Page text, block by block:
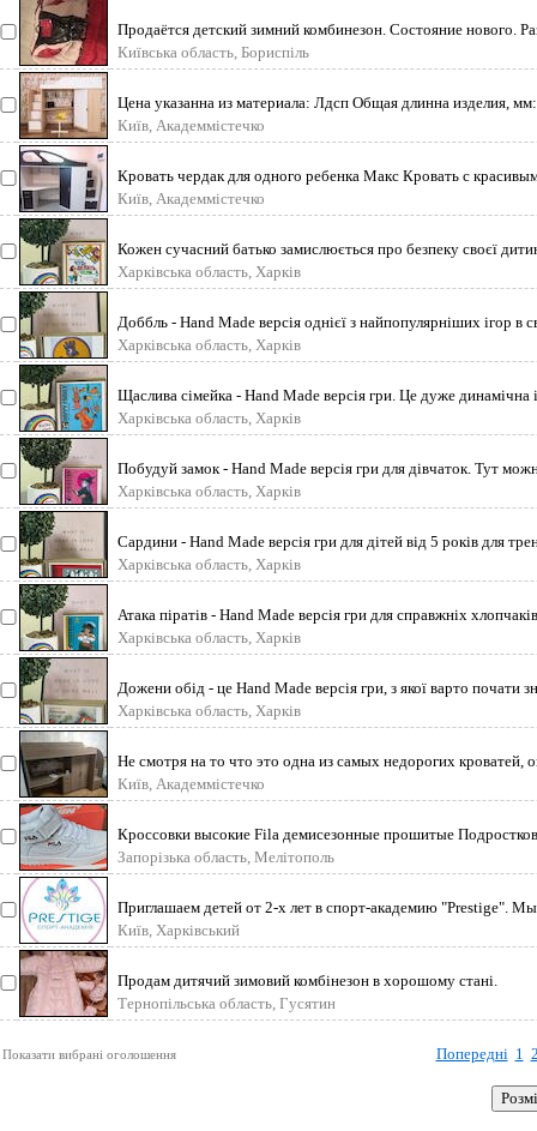
Продаётся детский зимний комбинезон. Состояние нового.
Київська область, Бориспіль
Цена указанна из материала: Лдсп Общая длинна изделия,
Київ, Академмістечко
Кровать чердак для одного ребенка Макс Кровать с
Київ, Академмістечко
Кожен сучасний батько замислюється про безпеку своєї
Харківська область, Харків
Доббль - Hand Made версія однієї з найпопулярніших ігор в
Харківська область, Харків
Щаслива сімейка - Hand Made версія гри. Це дуже динамічна
Харківська область, Харків
Побудуй замок - Hand Made версія гри для дівчаток. Тут
Харківська область, Харків
Сардини - Hand Made версія гри для дітей від 5 років для
Харківська область, Харків
Атака піратів - Hand Made версія гри для справжніх
Харківська область, Харків
Дожени обід - це Hand Made версія гри, з якої варто почати
Харківська область, Харків
Не смотря на то что это одна из самых недорогих кроватей,
Київ, Академмістечко
Кроссовки высокие Fila демисезонные прошитые
Запорізька область, Мелітополь
Приглашаем детей от 2-х лет в спорт-академию "Prestige". Мы
Київ, Харківський
Продам дитячий зимовий комбінезон в хорошому стані.
Тернопільська область, Гусятин
Показати вибрані оголошення Попередні 1